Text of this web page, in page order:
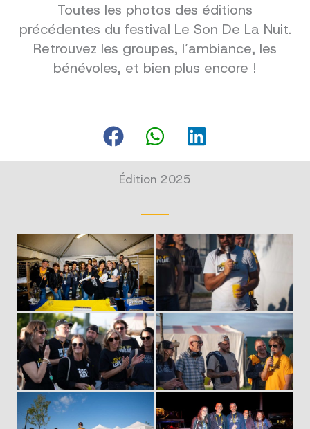
Toutes les photos des éditions
précédentes du festival Le Son De La Nuit.
Retrouvez les groupes, l’ambiance, les
bénévoles, et bien plus encore !
Édition 2025